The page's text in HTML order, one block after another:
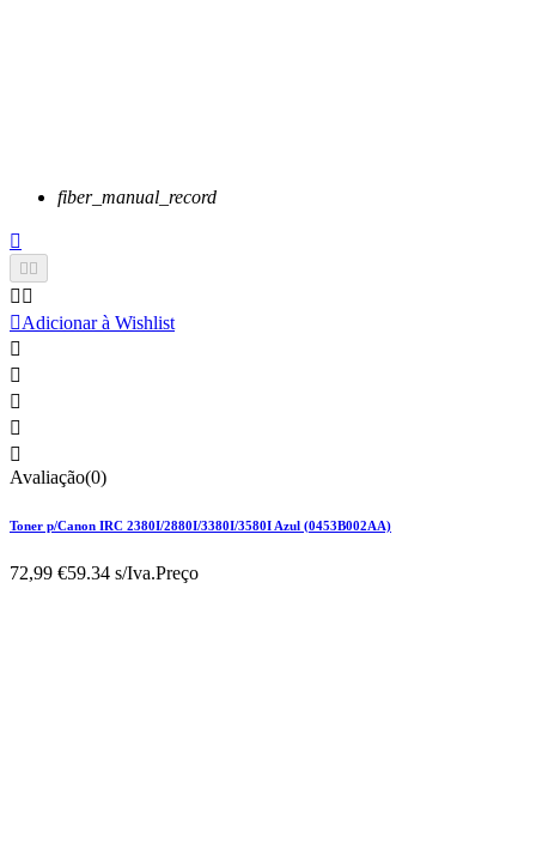
fiber_manual_record

 
 
Adicionar à Wishlist





Avaliação(0)
Toner p/Canon IRC 2380I/2880I/3380I/3580I Azul (0453B002AA)
72,99 €59.34 s/Iva.Preço